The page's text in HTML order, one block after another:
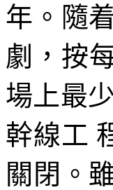
年。隨
劇，按
場上最
幹線工
關閉。